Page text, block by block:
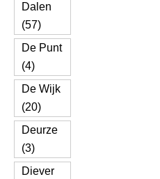
Dalen
(57)
De Punt
(4)
De Wijk
(20)
Deurze
(3)
Diever